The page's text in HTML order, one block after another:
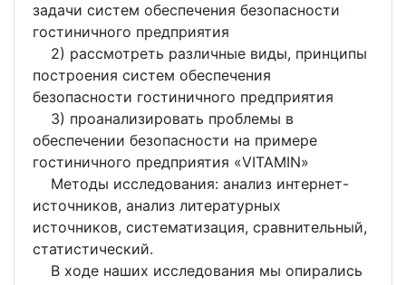
задачи систем обеспечения безопасности
гостиничного предприятия
2) рассмотреть различные виды, принципы
построения систем обеспечения
безопасности гостиничного предприятия
3) проанализировать проблемы в
обеспечении безопасности на примере
гостиничного предприятия «VITAMIN»
Методы исследования: анализ интернет-
источников, анализ литературных
источников, систематизация, сравнительный,
статистический.
В ходе наших исследования мы опирались